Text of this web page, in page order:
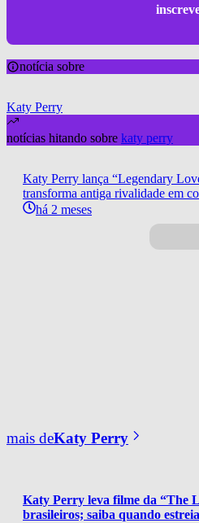
notícia sobre
Katy Perry
notícias hitando sobre katy perry
Katy Perry lança “Legendary
transforma antiga rivalidade em
há 2 meses
mais deKaty Perry
Katy Perry leva filme da “The
brasileiros; saiba quando estreia